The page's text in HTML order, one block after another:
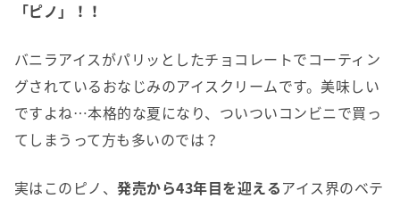
「ピノ」！！
バニラアイスがパリッとしたチョコレートでコーティン
グされているおなじみのアイスクリームです。美味しい
ですよね…本格的な夏になり、ついついコンビニで買っ
てしまうって方も多いのでは？
実はこのピノ、発売から43年目を迎えるアイス界のベテ